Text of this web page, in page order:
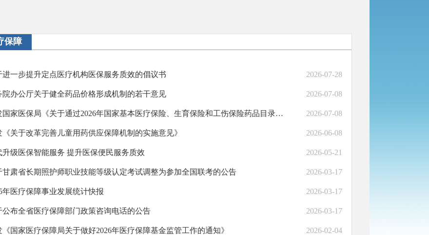
保障
进一步提升定点医疗机构医保服务质效的倡议书 2026-07-28
院办公厅关于健全药品价格形成机制的若干意见 2026-07-08
转发国家医保局《关于通过2026年国家基本医疗保险、生育保险和工伤保险药品目录及商保创新药目录调整初步形式审查的药品及相关信息的公示》 2026-07-08
《关于改革完善儿童用药供应保障机制的实施意见》 2026-06-08
升级医保智能服务 提升医保便民服务质效 2026-05-21
甘肃省长期照护师职业技能等级认定考试调整为参加全国联考的公告 2026-03-17
年医疗保障事业发展统计快报 2026-03-17
公布全省医疗保障部门政策咨询电话的公告 2026-03-17
《国家医疗保障局关于做好2026年医疗保障基金监管工作的通知》 2026-02-04